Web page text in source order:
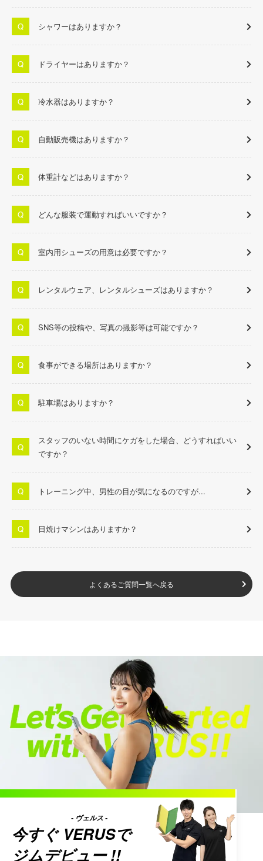
シャワーはありますか？
ドライヤーはありますか？
冷水器はありますか？
自動販売機はありますか？
体重計などはありますか？
どんな服装で運動すればいいですか？
室内用シューズの用意は必要ですか？
レンタルウェア、レンタルシューズはありますか？
SNS等の投稿や、写真の撮影等は可能ですか？
食事ができる場所はありますか？
駐車場はありますか？
スタッフのいない時間にケガをした場合、どうすればいい
ですか？
トレーニング中、男性の目が気になるのですが...
日焼けマシンはありますか？
よくあるご質問一覧へ戻る
今すぐ VERUS
- ヴェルス -
で
ジムデビュー !!